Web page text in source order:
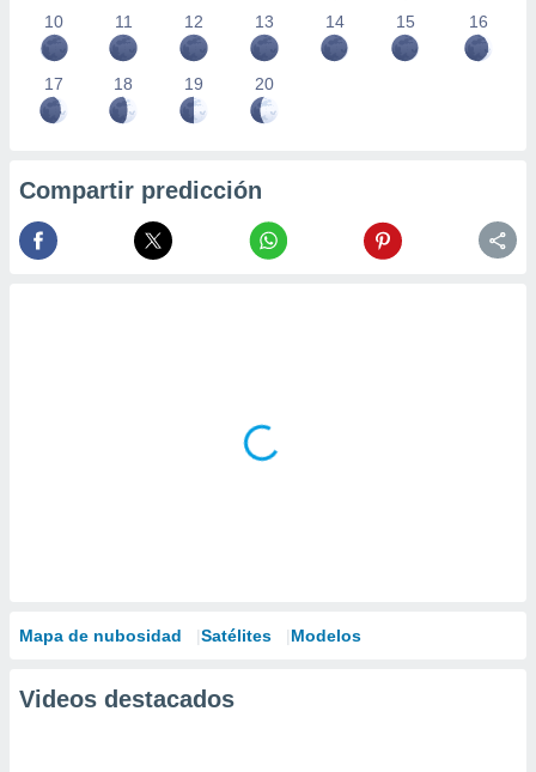
10 11 12 13 14 15 16
17 18 19 20
Compartir predicción
Mapa de nubosidad Satélites Modelos
Videos destacados